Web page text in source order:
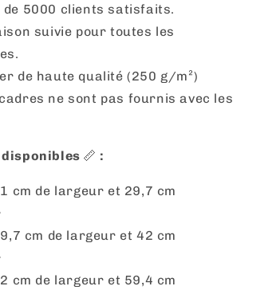
de 5000 clients satisfaits.
suivie pour toutes les
de haute qualité (250 g/m²)
ne sont pas fournis avec les
disponibles 📏 :
cm de largeur et 29,7 cm
cm de largeur et 42 cm
cm de largeur et 59,4 cm